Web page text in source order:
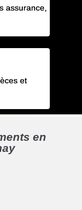
assurance,
et
en